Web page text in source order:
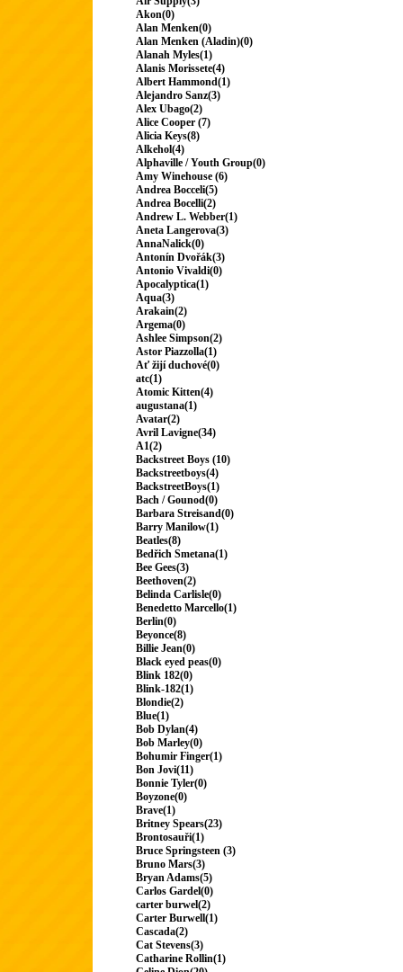
Akon(0)
Alan Menken(0)
Alan Menken (Aladin)(0)
Alanah Myles(1)
Alanis Morissete(4)
Albert Hammond(1)
Alejandro Sanz(3)
Alex Ubago(2)
Alice Cooper (7)
Alicia Keys(8)
Alkehol(4)
Alphaville / Youth Group(0)
Amy Winehouse (6)
Andrea Bocceli(5)
Andrea Bocelli(2)
Andrew L. Webber(1)
Aneta Langerova(3)
AnnaNalick(0)
Antonín Dvořák(3)
Antonio Vivaldi(0)
Apocalyptica(1)
Aqua(3)
Arakain(2)
Argema(0)
Ashlee Simpson(2)
Astor Piazzolla(1)
Ať žijí duchové(0)
atc(1)
Atomic Kitten(4)
augustana(1)
Avatar(2)
Avril Lavigne(34)
A1(2)
Backstreet Boys (10)
Backstreetboys(4)
BackstreetBoys(1)
Bach / Gounod(0)
Barbara Streisand(0)
Barry Manilow(1)
Beatles(8)
Bedřich Smetana(1)
Bee Gees(3)
Beethoven(2)
Belinda Carlisle(0)
Benedetto Marcello(1)
Berlin(0)
Beyonce(8)
Billie Jean(0)
Black eyed peas(0)
Blink 182(0)
Blink-182(1)
Blondie(2)
Blue(1)
Bob Dylan(4)
Bob Marley(0)
Bohumir Finger(1)
Bon Jovi(11)
Bonnie Tyler(0)
Boyzone(0)
Brave(1)
Britney Spears(23)
Brontosauři(1)
Bruce Springsteen (3)
Bruno Mars(3)
Bryan Adams(5)
Carlos Gardel(0)
carter burwel(2)
Carter Burwell(1)
Cascada(2)
Cat Stevens(3)
Catharine Rollin(1)